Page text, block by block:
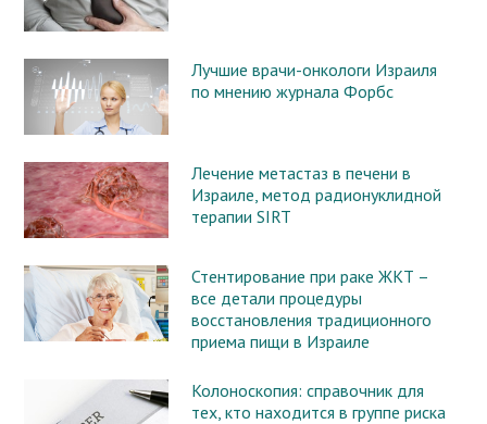
Лучшие врачи-онкологи Израиля
по мнению журнала Форбс
Лечение метастаз в печени в
Израиле, метод радионуклидной
терапии SIRT
Стентирование при раке ЖКТ –
все детали процедуры
восстановления традиционного
приема пищи в Израиле
Колоноскопия: справочник для
тех, кто находится в группе риска